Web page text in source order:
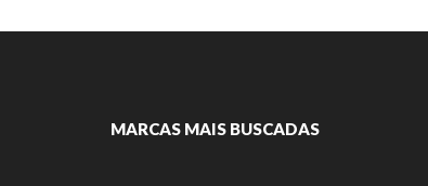
MARCAS MAIS BUSCADAS